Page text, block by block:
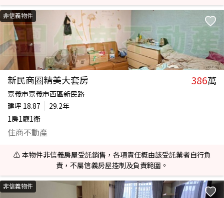
非信義物件
新民商圈精美大套房 386萬
嘉義市嘉義市西區新民路
建坪 18.87
29.2年
1房1廳1衛
住商不動產
⚠️ 本物件非信義房屋受託銷售，各項責任概由該受託業者自行負
責，不屬信義房屋控制及負責範圍。
非信義物件